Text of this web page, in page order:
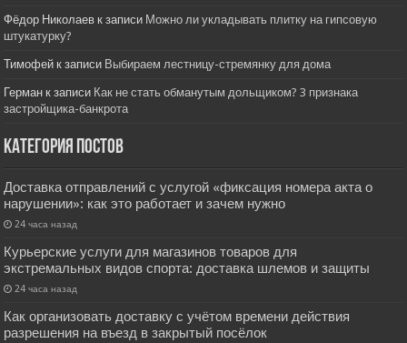
Фёдор Николаев к записи Можно ли укладывать плитку на гипсовую
штукатурку?
Тимофей к записи Выбираем лестницу-стремянку для дома
Герман к записи Как не стать обманутым дольщиком? 3 признака
застройщика-банкрота
Категория постов
Доставка отправлений с услугой «фиксация номера акта о
нарушении»: как это работает и зачем нужно
24 часа назад
Курьерские услуги для магазинов товаров для
экстремальных видов спорта: доставка шлемов и защиты
24 часа назад
Как организовать доставку с учётом времени действия
разрешения на въезд в закрытый посёлок